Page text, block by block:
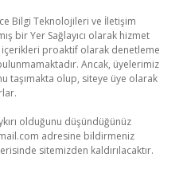
Bilgi Teknolojileri ve İletişim
bir Yer Sağlayıcı olarak hizmet
proaktif olarak denetleme
Ancak, üyelerimiz
taşımakta olup, siteye üye olarak
olduğunu düşündüğünüz
adresine bildirmeniz
sitemizden kaldırılacaktır.